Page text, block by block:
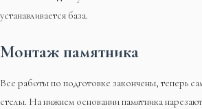
устанавливается база.
Монтаж памятника
Все работы по подготовке закончены, теперь
стелы. На нижнем основании памятника